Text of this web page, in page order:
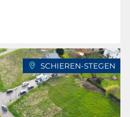
1,6 km
1,9 km
2 km
2 km
550 m
600 m
SCHIEREN-STEGEN